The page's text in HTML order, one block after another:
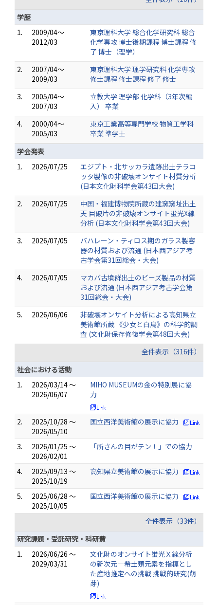
学歴
1.
2009/04～
2012/03
東京理科大学 総合化学研究科 総合
化学専攻 博士後期課程 博士課程 修
了 博士（理学）
2.
2007/04～
2009/03
東京理科大学 理学研究科 化学専攻
修士課程 修士課程 修了 修士
3.
2005/04～
2007/03
立教大学 理学部 化学科（3年次編
入） 卒業
4.
2000/04～
2005/03
東京工業高等専門学校 物質工学科
卒業 準学士
学会発表
1.
2026/07/25
エジプト・北サッカラ遺跡出土テラコ
ッタ製像の非破壊オンサイト材質分析
(日本文化財科学会第43回大会)
2.
2026/07/25
中国・福建博物院所蔵の建窯窯址出土
天 目破片の非破壊オンサイト蛍光X線
分析 (日本文化財科学会第43回大会)
3.
2026/07/05
バハレーン・ティロス期のガラス製容
器の材質および流通 (日本西アジア考
古学会第31回総会・大会)
4.
2026/07/05
マカバ古墳群出土のビーズ製品の材質
および流通 (日本西アジア考古学会第
31回総会・大会)
5.
2026/06/06
非破壊オンサイト分析による高知県立
美術館所蔵 《少女と白鳥》の科学的調
査 (文化財保存修復学会第48回大会)
全件表示（316件）
社会における活動
1.
2026/03/14 ～
2026/06/07
MIHO MUSEUMの金の特別展に協
力
2.
2025/10/28 ～
2026/05/10
国立西洋美術館の展示に協力
3.
2026/01/25 ～
2026/02/01
「所さんの目がテン！」での協力
4.
2025/09/13 ～
2025/10/19
高知県立美術館の展示に協力
5.
2025/06/28 ～
2025/10/05
国立西洋美術館の展示に協力
全件表示（33件）
研究課題・受託研究・科研費
1.
2026/06/26 ～
2029/03/31
文化財のオンサイト蛍光Ｘ線分析
の新次元―希土類元素を指標とし
た産地推定への挑戦 挑戦的研究(萌
芽)